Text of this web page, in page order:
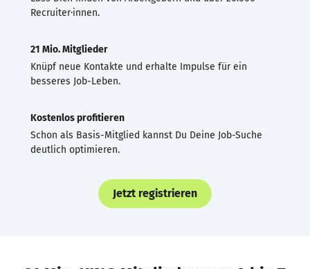
Recruiter·innen.
21 Mio. Mitglieder
Knüpf neue Kontakte und erhalte Impulse für ein
besseres Job-Leben.
Kostenlos profitieren
Schon als Basis-Mitglied kannst Du Deine Job-Suche
deutlich optimieren.
Jetzt registrieren